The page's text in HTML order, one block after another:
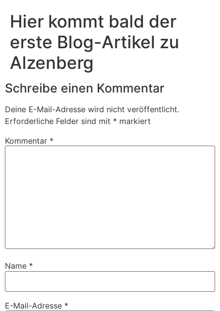
Hier kommt bald der
erste Blog-Artikel zu
Alzenberg
Schreibe einen Kommentar
Deine E-Mail-Adresse wird nicht veröffentlicht.
Erforderliche Felder sind mit * markiert
Kommentar *
Name *
E-Mail-Adresse *